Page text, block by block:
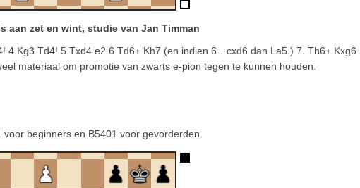
aan zet en wint, studie van Jan Timman
4.Kg3 Td4! 5.Txd4 e2 6.Td6+ Kh7 (en indien 6…cxd6 dan La5.) 7. Th6+ Kxg6
materiaal om promotie van zwarts e-pion tegen te kunnen houden.
voor beginners en B5401 voor gevorderden.